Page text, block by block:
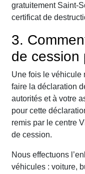
gratuitement Saint-
certificat de
3.
de cession
Une fois le véhicule
faire la déclaration
autorités et à votre
pour cette
remis par le centre
de cession.
Nous effectuons
véhicules : voiture,